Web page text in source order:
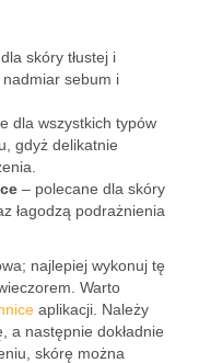
skóry tłustej i
sebum i
dla wszystkich typów
gdyż delikatnie
– polecane dla skóry
łagodzą podrażnienia
najlepiej wykonuj tę
Warto
aplikacji. Należy
a następnie dokładnie
skórę można